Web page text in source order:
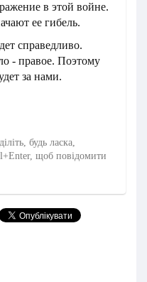
в этой войне.
ее гибель.
справедливо.
- правое. Поэтому
за нами.
будь ласка,
щоб повідомити